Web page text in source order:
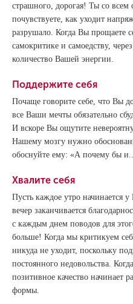
страшного, дорогая! Ты со
почувствуете, как уходит
разрушало. Когда Вы прощаете
самокритике и самоедству,
количество Вашей энергии.
Поддержите себя
Почаще говорите себе, что Вы
все Ваши мечты обязательно
И вскоре Вы ощутите
Нашему мозгу нужно
обоснуйте ему: «А почему бы
Хвалите себя
Пусть каждое утро начинается
вечер заканчивается
с каждым днем поводов для
больше! Когда мы критикуем
никуда не уходит, поскольку
постоянного недовольства.
позитивное качество начинает
формы.